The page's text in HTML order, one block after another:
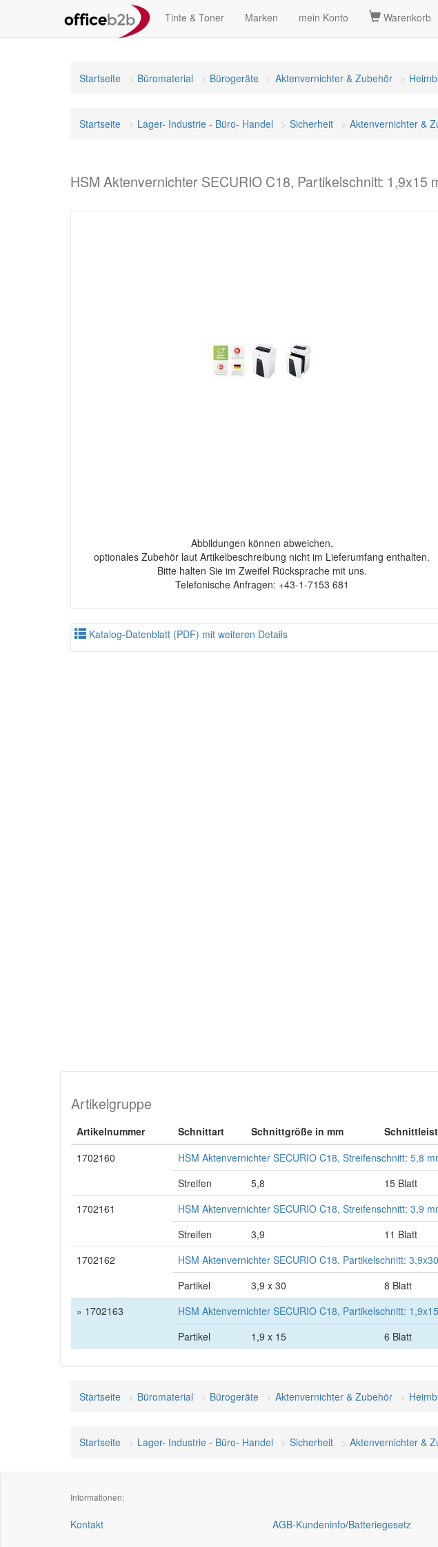
Tinte & Toner Marken mein Konto Warenkorb
Startseite Büromaterial Bürogeräte Aktenvernichter & Zubehör
Startseite Lager- Industrie - Büro- Handel Sicherheit Aktenvernichter &
HSM Aktenvernichter SECURIO C18, Partikelschnitt: 1,9x15
Abbildungen können abweichen,
optionales Zubehör laut Artikelbeschreibung nicht im Lieferumfang enthalten.
Bitte halten Sie im Zweifel Rücksprache mit uns.
Telefonische Anfragen: +43-1-7153 681
Katalog-Datenblatt (PDF) mit weiteren Details
Artikelgruppe
Artikelnummer Schnittart Schnittgröße in mm
1702160
HSM Aktenvernichter SECURIO C18, Streifenschnitt: 5,8
Streifen
5,8 15 Blatt
1702161
HSM Aktenvernichter SECURIO C18, Streifenschnitt: 3,9
Streifen
3,9 11 Blatt
1702162
HSM Aktenvernichter SECURIO C18, Partikelschnitt:
Partikel
3,9 x 30 8 Blatt
» 1702163
HSM Aktenvernichter SECURIO C18, Partikelschnitt:
Partikel
1,9 x 15 6 Blatt
Startseite Büromaterial Bürogeräte Aktenvernichter & Zubehör
Startseite Lager- Industrie - Büro- Handel Sicherheit Aktenvernichter &
Informationen:
Kontakt
AGB-Kundeninfo/Batteriegesetz